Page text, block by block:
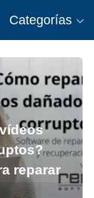
Categorías
reparar